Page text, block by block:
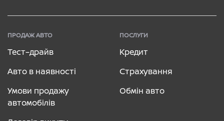
ПРОДАЖ АВТО
Тест–драйв
Авто в наявності
Умови продажу
автомобілів
ПОСЛУГИ
Кредит
Страхування
Обмін авто